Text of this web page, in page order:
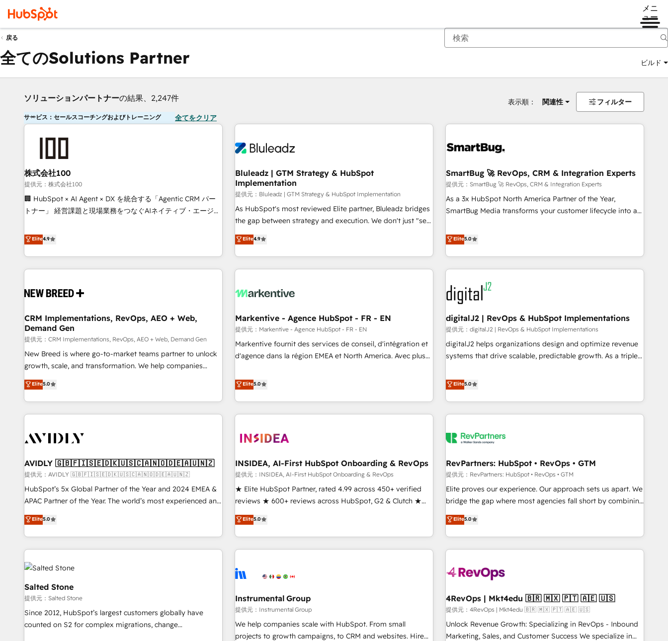
メニ
ュー
戻る
全てのSolutions Partner ビルド
ソリューションパートナーの結果、2,247件 表示順： 関連性 フィルター
サービス：セールスコーチングおよびトレーニング 全てをクリア
株式会社100
提供元：株式会社100
🏢 HubSpot × AI Agent × DX を統合する「Agentic CRM パー
トナー」 経営課題と現場業務をつなぐAIネイティブ・エージェ
再設計します。 💡 100inc は何をする会社か？ HubSpotを共
通基盤に、AIエージェントを組み込んだ顧客フロント業務（マ
ーケティング・営業・CS）を組織全体で設計・実装する日本の
AIネイティブ・エージェンシーです。事業部・グループ会社・
CRMを軸とした全社共通基盤に再構築します。意思決定者・
顧客データの一元化から、GTMの見える化・自動化まで。全
Hub統合運用、データ品質設計、グループ横断のCRM統合に対
応します。 2️⃣ AIエージェント組織構築 営業・マーケティング
業務の一部をAIが自律実行する組織への移行を設計・実装。
Breeze・Claude等をHubSpotと連携させ、役割定義・運用ル
ール・成果指標まで含めて設計します。 3️⃣ 全社DX × AI推進の
PMO伴走支援 複数部門をまたぐDX×AI変革を、構想から実装・
定着までPMOとして主導。「設定の代行ではなく、設計の責
任」を引き受け、部門横断の統合・浸透・変革管理を実行しま
した情報設計・導線設計・テンプレート設計をContent Hubで
Marketo・Pardot等からの移行、カスタム設計、履歴データ移
行と活用設計まで。 ▸ AEO対応：ChatGPT・Perplexity等のAI
検索からの流入・引用を前提にコンテンツとサイト構造を最適
化。 🏆 なぜ100incを選ぶのか？ ✓ HubSpot Eliteパートナー
ISO27001:2022 / ISO9001:2015 取得 ✓ 400社以上の導入実績
✓ HubSpot大百科 出版 CRM・AI活用に関するご相談、現状整
Elite4.9
Bluleadz | GTM Strategy & HubSpot
Implementation
提供元：Bluleadz | GTM Strategy & HubSpot Implementation
As HubSpot's most reviewed Elite partner, Bluleadz bridges
the gap between strategy and execution. We don't just "set
up tools" — we install the GTM Operating System (GTM OS)
to align your leadership and engineer a portal that drives
predictable revenue velocity. 🚀 GTM Strategy & Alignment
Workshops & Sprints: Identify "Valleys of Death" stalling
mess." ⚙️ Elite Engineering & AI Scalable Architecture: Zero-
HubSpot Accreditations. AI-Powered RevOps: Breeze AI,
custom AI agents, and high-integrity migrations for total
reporting clarity. Security & Compliance: SOC 2 Type II and
HIPAA attested for enterprise-grade data security. 🏆 Why
Elite4.9
SmartBug 🚀 RevOps, CRM & Integration Experts
提供元：SmartBug 🚀 RevOps, CRM & Integration Experts
As a 3x HubSpot North America Partner of the Year,
SmartBug Media transforms your customer lifecycle into a
divisions Globalia (AI & Software) and Point Success Media
(Paid Media), making this the official home for all three
brands. 🔄 Implementation & Integration - Seamless
migrations and system integrations powered by Globalia’s
technical development team. - 19 HubSpot-certified trainers
to drive platform adoption. 📈 Revenue Generation - Full-
funnel marketing and high-performance advertising via
Point Success Media. - Expert deployment of Breeze AI and
custom agents to automate growth. 🏆 Elite Excellence - 8
platform accreditations and deep HIPAA-compliance
expertise. - A team of 250+ experts dedicated to your
Elite5.0
CRM Implementations, RevOps, AEO + Web,
Demand Gen
提供元：CRM Implementations, RevOps, AEO + Web, Demand Gen
New Breed is where go-to-market teams partner to unlock
growth, scale, and transformation. We help companies
activate HubSpot’s AI-powered customer platform and
operationalize HubSpot’s Loop Marketing framework
through expert-led services, smart agents, and purpose-
built apps, tailored to your business. Together, we unlock
journey for clean data, scalability, & reporting. 🎯Demand
paid media. 👩‍💻Web Design: Build high-performing
websites with UX, messaging, & conversion strategy that
drive results. 🤖AI Strategy: Activate Breeze Agents,
configure HubSpot AI, & maximize AEO with tailored AI
integrations, hosting, & maintenance.
Elite5.0
Markentive - Agence HubSpot - FR - EN
提供元：Markentive - Agence HubSpot - FR - EN
Markentive fournit des services de conseil, d'intégration et
d'agence dans la région EMEA et North America. Avec plus
CRM et webdesign. Markentive is both a consulting firm, a
digital agency and an integrator. With over 115 experts in
marketing automation, growth, revops, CRM and webdesign
(We focus on EMEA - USA customers).
Elite5.0
digitalJ2 | RevOps & HubSpot Implementations
提供元：digitalJ2 | RevOps & HubSpot Implementations
digitalJ2 helps organizations design and optimize revenue
systems that drive scalable, predictable growth. As a triple-
strategic RevOps planning and hands-on technical
execution - building the operational foundation companies
need to thrive. Industries we specialize in: - Manufacturing -
Healthcare - Financial Services - Managed IT (MSP) -
help: ✔️ Full HubSpot implementations and portal
reporting foundations ✔️ Custom integrations and workflow
automation ✔️ User adoption programs, training, and
enablement Through project-based engagements and
ongoing RevOps partnerships, we guide organizations
improvements at the right time so operations evolve
strategically and sustainably as the business grows.
Elite5.0
AVIDLY 🇬🇧🇫🇮🇸🇪🇩🇰🇺🇸🇨🇦🇳🇴🇩🇪🇦🇺🇳🇿
提供元：AVIDLY 🇬🇧🇫🇮🇸🇪🇩🇰🇺🇸🇨🇦🇳🇴🇩🇪🇦🇺🇳🇿
HubSpot’s 5x Global Partner of the Year and 2024 EMEA &
APAC Partner of the Year. The world’s most experienced and
fully accredited HubSpot Solutions Partner. 🚀 With 2,750+
HubSpot projects delivered and 370+ specialists across
EMEA, APAC and NAM, we de-risk complex CRM
programmes and accelerate ROI across every HubSpot
Hub. 🧭 From multi-region migrations to AI-powered
automation, we turn complexity into clarity, human at global
scale. 🏆 HubSpot’s CEO called us “the partner of the
future.” Others agree it is proof of trust built through
measurable impact.
Elite5.0
INSIDEA, AI-First HubSpot Onboarding & RevOps
提供元：INSIDEA, AI-First HubSpot Onboarding & RevOps
★ Elite HubSpot Partner, rated 4.99 across 450+ verified
reviews ★ 600+ reviews across HubSpot, G2 & Clutch ★
150+ in-house HubSpot-certified experts ★ 1,500+
implementations across 25+ countries ★ AI-first, RevOps-
led, onboarding-obsessed INSIDEA helps growing
companies turn HubSpot into a revenue engine. We
powered workflows that drive adoption from week one, in
with workflows built around your business, not a template.
➤ Migration: Move from any legacy CRM. Zero downtime,
full data integrity. ➤ Implementation: Configure HubSpot to
run your revenue process. Sales, marketing, and service
Elite5.0
RevPartners: HubSpot • RevOps • GTM
提供元：RevPartners: HubSpot • RevOps • GTM
Elite proves our experience. Our approach sets us apart. We
bridge the gap where most agencies fall short by combining
GTM strategy with technical execution to solve the right
problem with the right solution. As the only firm in the world
to hold Elite Partner Accreditations with both HubSpot and
Clay, our clients gain a unique advantage in CRM
to-market execution. Why B2B Businesses Choose RP: -
starting at $1,5k 💵 - Speed: Launch in 14 days ⚡ - Global:
250 professionals across five continents 🌐 - Scale: Fastest
tiering Elite HubSpot Partner 🪴 - Sales Hub: More
implementations than any other Partner 💻 - Migrations: We
Elite5.0
Salted Stone
提供元：Salted Stone
Since 2012, HubSpot’s largest customers globally have
counted on S2 for complex migrations, change
Instrumental Group
提供元：Instrumental Group
We help companies scale with HubSpot. From small
projects to growth campaigns, to CRM and websites. Hire
4RevOps | Mkt4edu 🇧🇷 🇲🇽 🇵🇹 🇦🇪 🇺🇸
提供元：4RevOps | Mkt4edu 🇧🇷 🇲🇽 🇵🇹 🇦🇪 🇺🇸
Unlock Revenue Growth: Specializing in RevOps - Inbound
Marketing, Sales, and Customer Success We specialize in